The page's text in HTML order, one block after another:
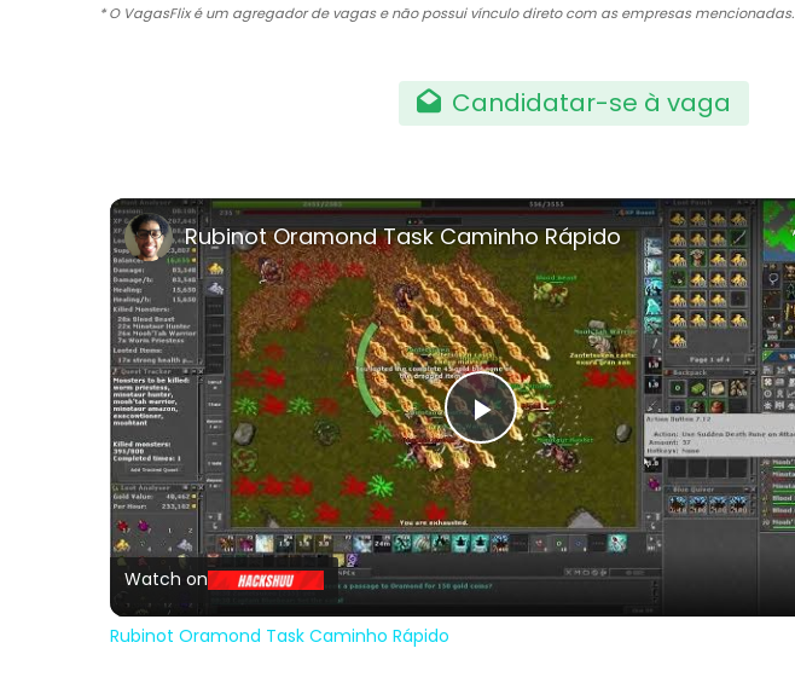
* O VagasFlix é um agregador de vagas e não possui vínculo direto com as empresas mencionadas.
Candidatar-se à vaga
Play
Video
Rubinot Oramond Task Caminho Rápido
Watch on
Rubinot Oramond Task Caminho Rápido